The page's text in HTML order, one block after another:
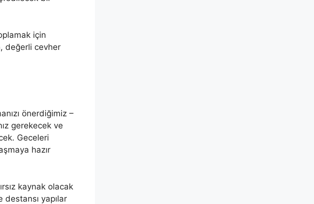
için
değerli cevher
önerdiğimiz –
gerekecek ve
Geceleri
hazır
kaynak olacak
yapılar